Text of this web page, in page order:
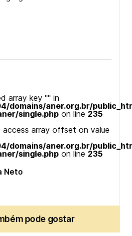
array key "" in
domains/aner.org.br/
single.php on line 235
access array offset on value
domains/aner.org.br/
single.php on line 235
Neto
pode gostar